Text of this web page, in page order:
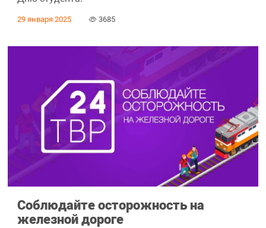
29 января 2025 3685
Соблюдайте осторожность на
железной дороге